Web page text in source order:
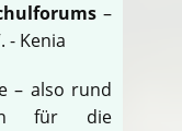
–
- Kenia
– also rund
für die